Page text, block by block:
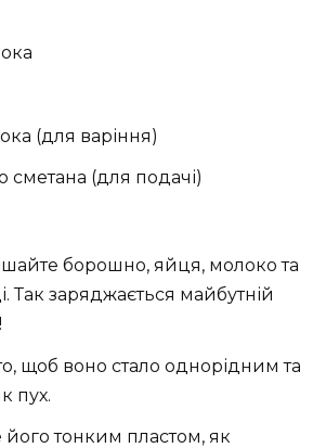
(для варіння)
(для подачі)
борошно, яйця, молоко та
Так заряджається майбутній
щоб воно стало однорідним та
пух.
його тонким пластом, як